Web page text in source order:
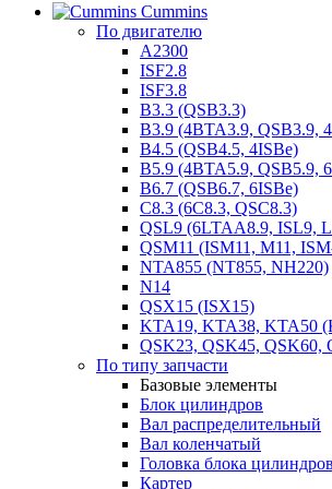
Cummins
По двигателю
A2300
ISF2.8
ISF3.8
B3.3 (QSB3.3)
B3.9 (4BTA3.9, QSB3.9,
B4.5 (QSB4.5, 4ISBe)
B5.9 (4BTA5.9, QSB5.9,
B6.7 (QSB6.7, 6ISBe)
C8.3 (6C8.3, QSC8.3)
QSL9 (6LTAA8.9, ISL9,
QSM11 (ISM11, M11,
NTA855 (NT855, NH220)
N14
QSX15 (ISX15)
KTA19, KTA38, KTA50
QSK23, QSK45, QSK60,
По типу запчасти
Базовые элементы
Блок цилиндров
Вал распределительный
Вал коленчатый
Головка блока цилиндров
Картер